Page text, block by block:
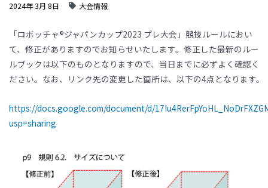
2024年 3月 8日 大会情報
「ロボッチャ®ジャパンカップ2023 プレ大会」競技ルールにおい
て、修正がありますのでお知らせいたします。修正した最新のルー
ルブックは以下のものとなりますので、当日までに必ずよく確認く
ださい。なお、リンク先の変更した箇所は、以下の4点となります。
https://docs.google.com/document/d/
usp=sharing